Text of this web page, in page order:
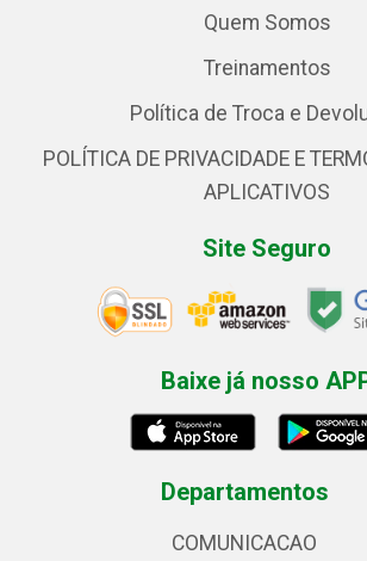
Quem Somos
Treinamentos
Política de Troca e
POLÍTICA DE PRIVACIDADE E
APLICATIVOS
Site Seguro
Baixe já nosso
Departamentos
COMUNICACAO